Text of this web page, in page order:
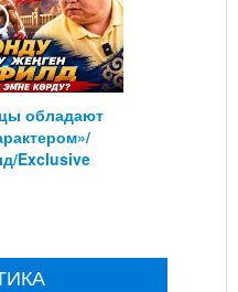
обладают
Exclusive